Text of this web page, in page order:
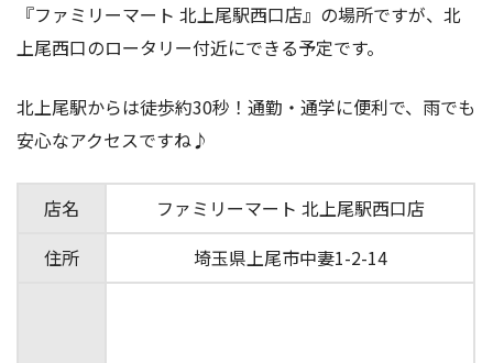
『ファミリーマート 北上尾駅西口店』の場所ですが、北
上尾西口のロータリー付近にできる予定です。
北上尾駅からは徒歩約30秒！通勤・通学に便利で、雨でも
安心なアクセスですね♪
店名
ファミリーマート 北上尾駅西口店
住所
埼玉県上尾市中妻1-2-14